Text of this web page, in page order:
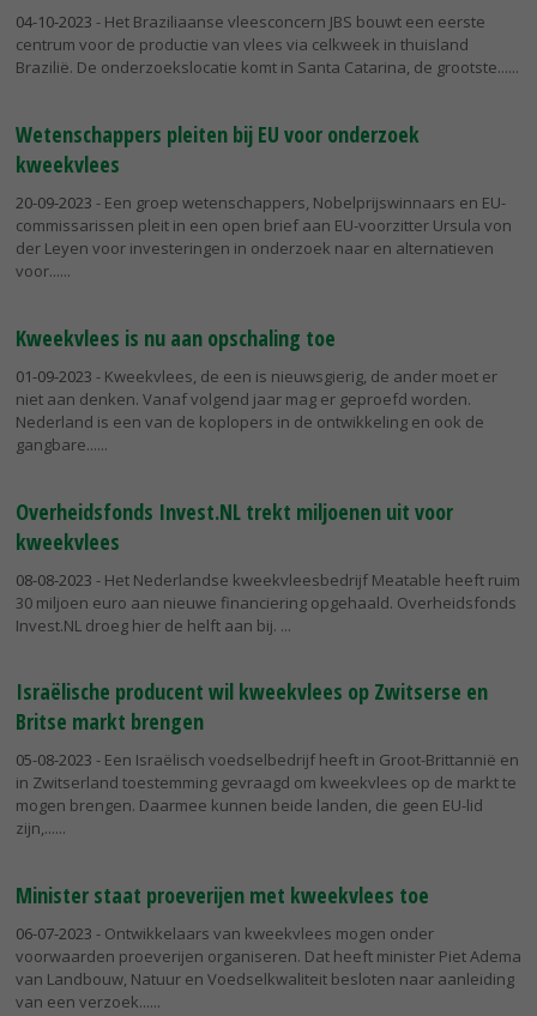
04-10-2023 - Het Braziliaanse vleesconcern JBS bouwt een eerste
centrum voor de productie van vlees via celkweek in thuisland
Brazilië. De onderzoekslocatie komt in Santa Catarina, de grootste...
Wetenschappers pleiten bij EU voor onderzoek
kweekvlees
20-09-2023 - Een groep wetenschappers, Nobelprijswinnaars en EU-
commissarissen pleit in een open brief aan EU-voorzitter Ursula von
der Leyen voor investeringen in onderzoek naar en alternatieven
voor...
Kweekvlees is nu aan opschaling toe
01-09-2023 - Kweekvlees, de een is nieuwsgierig, de ander moet er
niet aan denken. Vanaf volgend jaar mag er geproefd worden.
Nederland is een van de koplopers in de ontwikkeling en ook de
gangbare...
Overheidsfonds Invest.NL trekt miljoenen uit voor
kweekvlees
08-08-2023 - Het Nederlandse kweekvleesbedrijf Meatable heeft ruim
30 miljoen euro aan nieuwe financiering opgehaald. Overheidsfonds
Invest.NL droeg hier de helft aan bij.
Israëlische producent wil kweekvlees op Zwitserse en
Britse markt brengen
05-08-2023 - Een Israëlisch voedselbedrijf heeft in Groot-Brittannië en
in Zwitserland toestemming gevraagd om kweekvlees op de markt te
mogen brengen. Daarmee kunnen beide landen, die geen EU-lid
zijn,...
Minister staat proeverijen met kweekvlees toe
06-07-2023 - Ontwikkelaars van kweekvlees mogen onder
voorwaarden proeverijen organiseren. Dat heeft minister Piet Adema
van Landbouw, Natuur en Voedselkwaliteit besloten naar aanleiding
van een verzoek...